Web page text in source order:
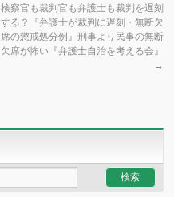
検察官も裁判官も弁護士も裁判を遅刻
する？『弁護士が裁判に遅刻・無断欠
席の懲戒処分例』刑事より民事の無断
欠席が怖い『弁護士自治を考える会』
→